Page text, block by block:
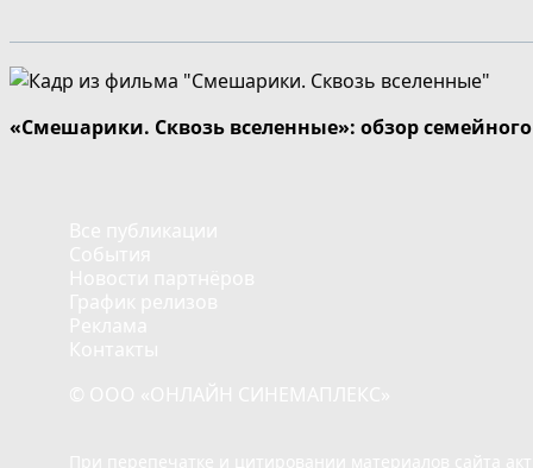
«Смешарики. Сквозь вселенные»: обзор